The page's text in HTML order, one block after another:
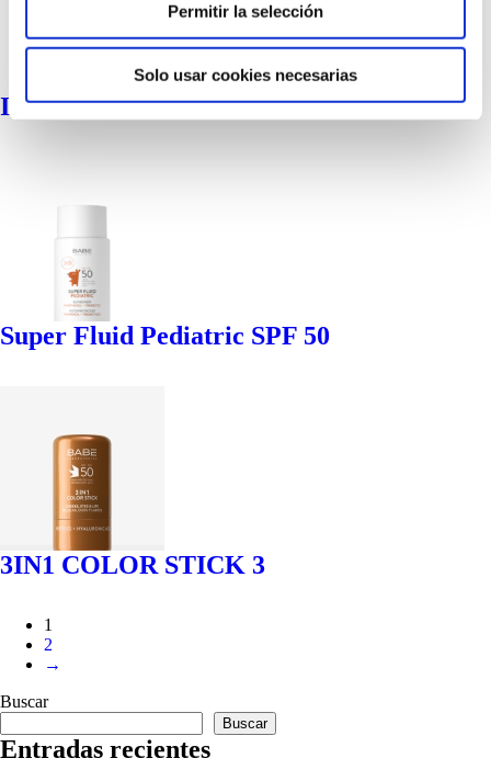
Permitir la selección
Solo usar cookies necesarias
Invisible Stick Pediatric SPF 50
Super Fluid Pediatric SPF 50
3IN1 COLOR STICK 3
1
2
→
Buscar
Buscar
Entradas recientes